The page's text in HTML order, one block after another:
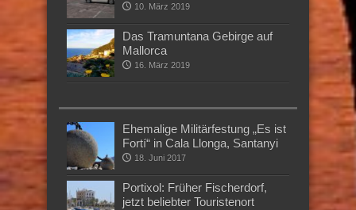
10. März 2019
Das Tramuntana Gebirge auf
Mallorca
16. März 2019
Ehemalige Militärfestung „Es ist
Fortí“ in Cala Llonga, Santanyi
18. Juni 2017
Portixol: Früher Fischerdorf,
jetzt beliebter Touristenort